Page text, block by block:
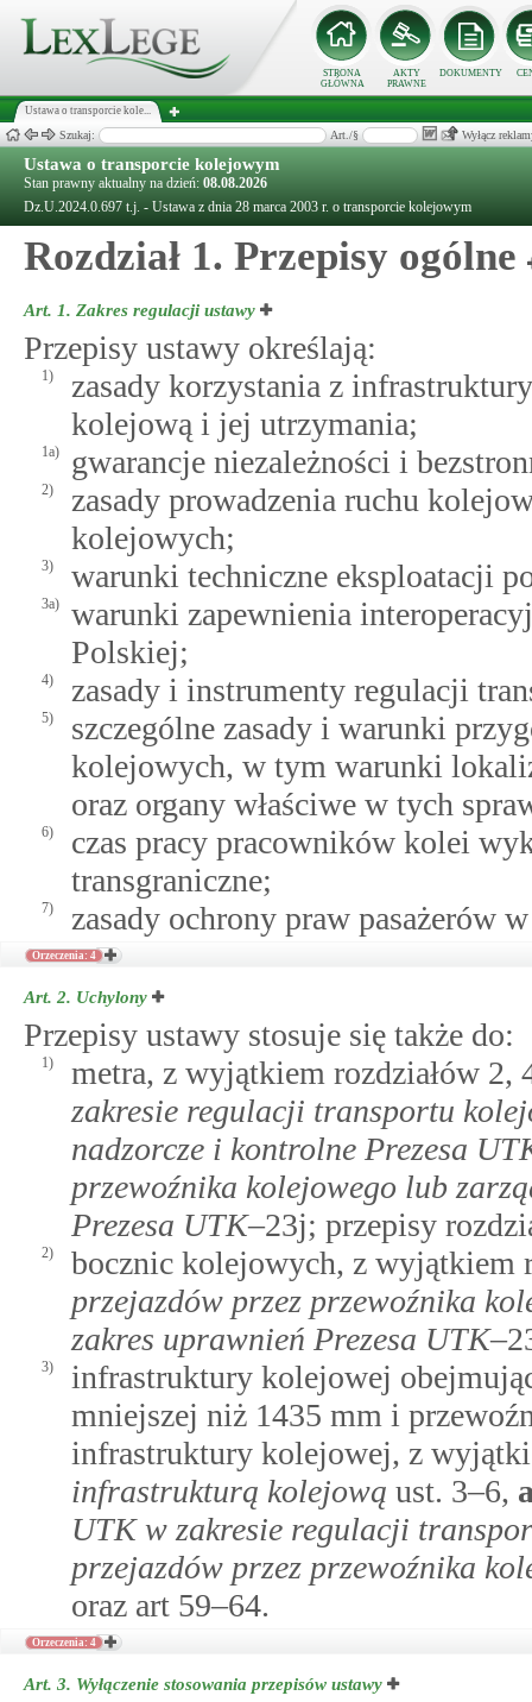
STRONA
GŁÓWNA
AKTY
PRAWNE
DOKUMENTY
Ustawa o transporcie kole...
Szukaj: Art./§ Wyłącz
Ustawa o transporcie kolejowym
Stan prawny aktualny na dzień: 08.08.2026
Dz.U.2024.0.697 t.j. - Ustawa z dnia 28 marca 2003 r. o transporcie kolejowym
Rozdział 1. Przepisy ogólne
Art. 1. Zakres regulacji ustawy
Przepisy ustawy określają:
1)
zasady korzystania z
kolejową i jej utrzymania;
1a) gwarancje niezależności i
2)
zasady prowadzenia ruchu
kolejowych;
3) warunki techniczne eksploatacji
3a)
warunki zapewnienia
Polskiej;
4) zasady i instrumenty regulacji
5)
szczególne zasady i warunki
kolejowych, w tym warunki
oraz organy właściwe w tych
6)
czas pracy pracowników kolei
transgraniczne;
7) zasady ochrony praw pasażerów
Orzeczenia: 4
Art. 2. Uchylony
Przepisy ustawy stosuje się także do:
1)
metra, z wyjątkiem rozdziałów 2,
zakresie regulacji transportu
nadzorcze i kontrolne Prezesa
przewoźnika kolejowego lub
Prezesa UTK–23j; przepisy
2)
bocznic kolejowych, z wyjątkiem
przejazdów przez przewoźnika
zakres uprawnień Prezesa UTK
3)
infrastruktury kolejowej
mniejszej niż 1435 mm i
infrastruktury kolejowej, z
infrastrukturą kolejową ust. 3–6,
UTK w zakresie regulacji
przejazdów przez przewoźnika
oraz art 59–64.
Orzeczenia: 4
Art. 3. Wyłączenie stosowania przepisów ustawy